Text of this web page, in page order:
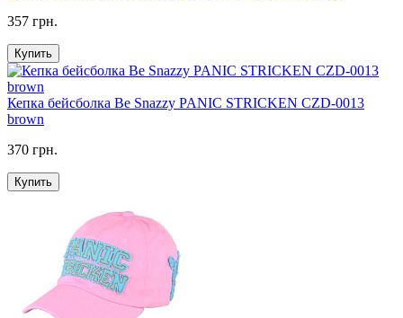
357 грн.
Купить
Кепка бейсболка Be Snazzy PANIC STRICKEN CZD-0013
brown
370 грн.
Купить